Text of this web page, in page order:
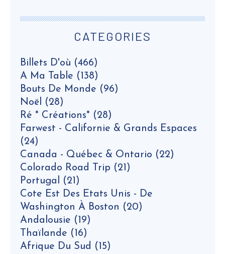
CATEGORIES
Billets D'où (466)
A Ma Table (138)
Bouts De Monde (96)
Noël (28)
Ré * Créations* (28)
Farwest - Californie & Grands Espaces
(24)
Canada - Québec & Ontario (22)
Colorado Road Trip (21)
Portugal (21)
Cote Est Des Etats Unis - De
Washington À Boston (20)
Andalousie (19)
Thaïlande (16)
Afrique Du Sud (15)